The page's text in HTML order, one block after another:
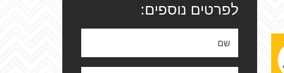
לפרטים נוספים: